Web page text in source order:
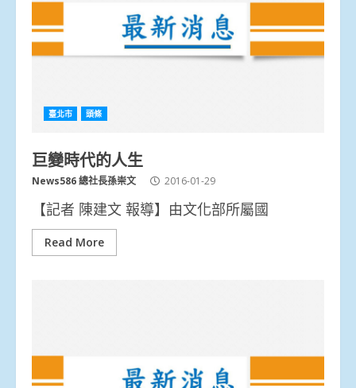
臺北市 頭條
巨變時代的人生
News586 總社長孫崇文 2016-01-29
【記者 陳建文 報導】由文化部所屬國
Read More